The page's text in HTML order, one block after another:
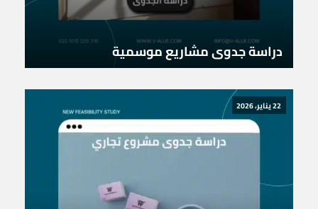
دراسة جدوى مشاريع موسمية
22 يناير، 2026